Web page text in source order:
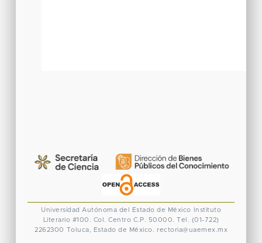
Universidad Autónoma del Estado de México
Instituto
Literario #100. Col. Centro C.P. 50000. Tel. (01-722)
2262300 Toluca, Estado de México. rectoria@uaemex.mx